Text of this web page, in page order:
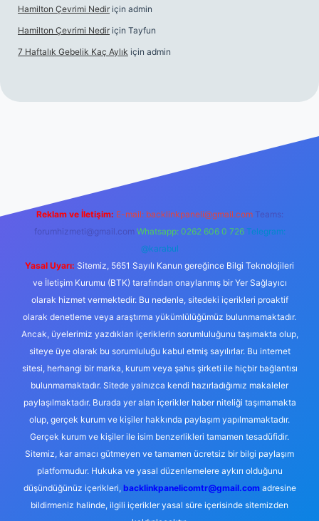
Hamilton Çevrimi Nedir için admin
Hamilton Çevrimi Nedir için Tayfun
7 Haftalık Gebelik Kaç Aylık için admin
Reklam ve İletişim: E-mail: backlinkpaneli@gmail.com Teams:
forumhizmeti@gmail.com Whatsapp: 0262 606 0 726 Telegram:
@karabul
Yasal Uyarı: Sitemiz, 5651 Sayılı Kanun gereğince Bilgi Teknolojileri
ve İletişim Kurumu (BTK) tarafından onaylanmış bir Yer Sağlayıcı
olarak hizmet vermektedir. Bu nedenle, sitedeki içerikleri proaktif
olarak denetleme veya araştırma yükümlülüğümüz bulunmamaktadır.
Ancak, üyelerimiz yazdıkları içeriklerin sorumluluğunu taşımakta olup,
siteye üye olarak bu sorumluluğu kabul etmiş sayılırlar. Bu internet
sitesi, herhangi bir marka, kurum veya şahıs şirketi ile hiçbir bağlantısı
bulunmamaktadır. Sitede yalnızca kendi hazırladığımız makaleler
paylaşılmaktadır. Burada yer alan içerikler haber niteliği taşımamakta
olup, gerçek kurum ve kişiler hakkında paylaşım yapılmamaktadır.
Gerçek kurum ve kişiler ile isim benzerlikleri tamamen tesadüfidir.
Sitemiz, kar amacı gütmeyen ve tamamen ücretsiz bir bilgi paylaşım
platformudur. Hukuka ve yasal düzenlemelere aykırı olduğunu
düşündüğünüz içerikleri, backlinkpanelicomtr@gmail.comadresine
bildirmeniz halinde, ilgili içerikler yasal süre içerisinde sitemizden